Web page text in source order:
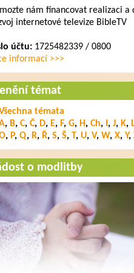
nám financovat realizaci a
internetové televize BibleTV
účtu:1725482339 / 0800
informací >>>
témat
témata
, B, C, Č, D, E, F, G, H, Ch, , J, K,
, P, Q, R, Ř, S, Š, T, U, V, W, X, Y,
o modlitby